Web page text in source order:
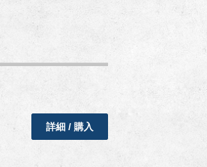
詳細 / 購入